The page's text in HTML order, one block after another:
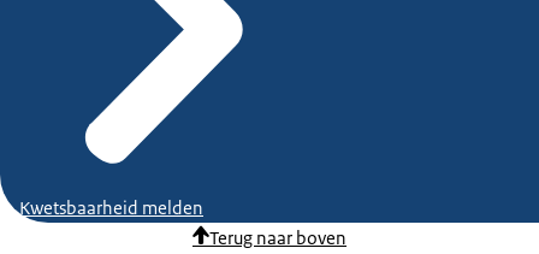
Kwetsbaarheid melden
Terug naar boven